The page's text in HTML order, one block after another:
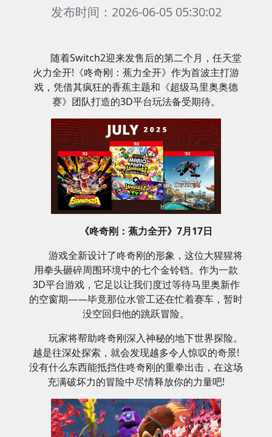
发布时间：2026-06-05 05:30:02
随着Switch2迎来发售后的第二个月，任天堂
火力全开!《咚奇刚：蕉力全开》作为首波主打游
戏，凭借其疯狂的香蕉主题和《超级马里奥奥德
赛》团队打造的3D平台玩法备受期待。
《咚奇刚：蕉力全开》7月17日
游戏全新设计了咚奇刚的形象，这位大猩猩将
用拳头砸碎周围环境中的七个金铃铛。作为一款
3D平台游戏，它足以让我们度过等待马里奥新作
的空窗期——毕竟那位水管工还在忙着赛车，暂时
没空回归他的跳跃冒险。
玩家将帮助咚奇刚深入神秘的地下世界探险。
越是往深处探索，就会发现越多令人惊叹的奇景!
没有什么东西能抵挡住咚奇刚的重拳出击，在这场
充满破坏力的冒险中尽情释放你的力量吧!